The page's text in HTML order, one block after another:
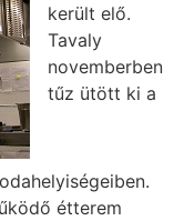
került elő.
Tavaly
novemberben
tűz ütött ki a
étterem